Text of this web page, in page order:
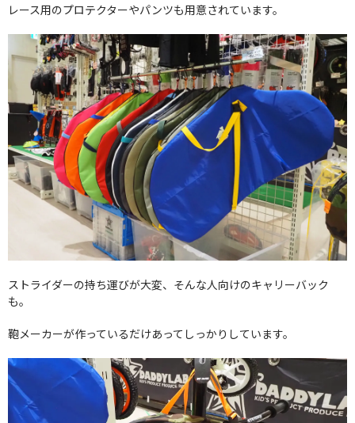
レース用のプロテクターやパンツも用意されています。
ストライダーの持ち運びが大変、そんな人向けのキャリーバック
も。
鞄メーカーが作っているだけあってしっかりしています。